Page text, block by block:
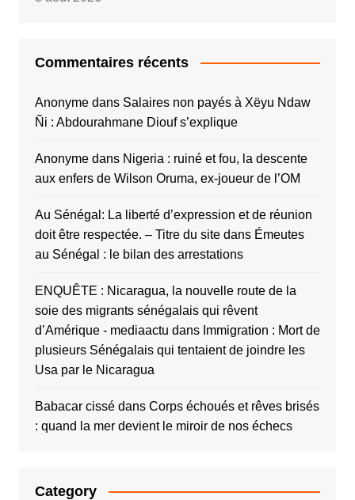
Commentaires récents
Anonymedans Salaires non payés à Xëyu Ndaw
Ñi : Abdourahmane Diouf s’explique
Anonymedans Nigeria : ruiné et fou, la descente
aux enfers de Wilson Oruma, ex-joueur de l’OM
Au Sénégal: La liberté d’expression et de réunion
doit être respectée. – Titre du sitedans Émeutes
au Sénégal : le bilan des arrestations
ENQUÊTE : Nicaragua, la nouvelle route de la
soie des migrants sénégalais qui rêvent
d’Amérique - mediaactu dans Immigration : Mort de
plusieurs Sénégalais qui tentaient de joindre les
Usa par le Nicaragua
Babacar cissédans Corps échoués et rêves brisés
: quand la mer devient le miroir de nos échecs
Category